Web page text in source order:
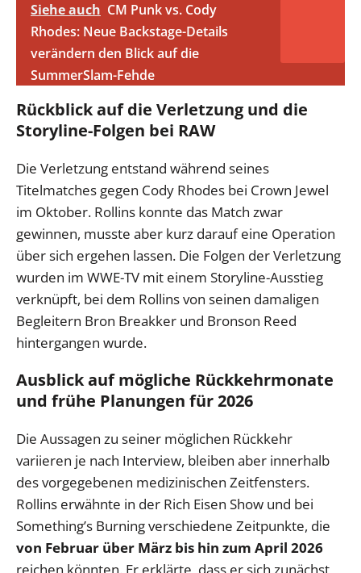
Siehe auch CM Punk vs. Cody
Rhodes: Neue Backstage-Details
verändern den Blick auf die
SummerSlam-Fehde
Rückblick auf die Verletzung und die
Storyline-Folgen bei RAW
Die Verletzung entstand während seines
Titelmatches gegen Cody Rhodes bei Crown Jewel
im Oktober. Rollins konnte das Match zwar
gewinnen, musste aber kurz darauf eine Operation
über sich ergehen lassen. Die Folgen der Verletzung
wurden im WWE-TV mit einem Storyline-Ausstieg
verknüpft, bei dem Rollins von seinen damaligen
Begleitern Bron Breakker und Bronson Reed
hintergangen wurde.
Ausblick auf mögliche Rückkehrmonate
und frühe Planungen für 2026
Die Aussagen zu seiner möglichen Rückkehr
variieren je nach Interview, bleiben aber innerhalb
des vorgegebenen medizinischen Zeitfensters.
Rollins erwähnte in der Rich Eisen Show und bei
Something’s Burning verschiedene Zeitpunkte, die
von Februar über März bis hin zum April 2026